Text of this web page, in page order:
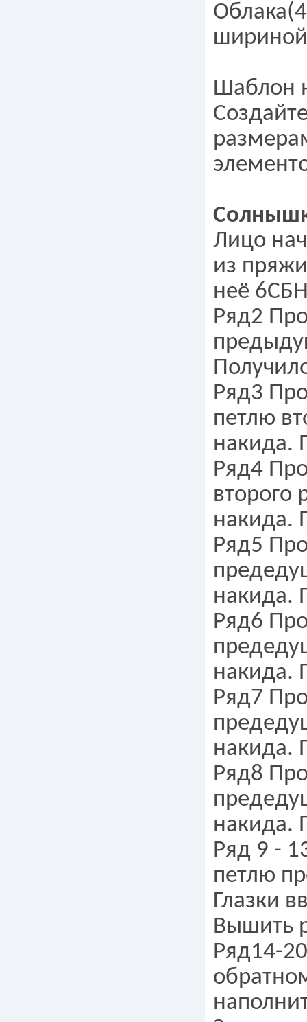
Шаблон
Лицо
из
неё
Ряд2
Ряд3
петлю
накида.
Ряд4
второго
накида.
Ряд5
накида.
Ряд6
накида.
Ряд7
накида.
Ряд8
накида.
Ряд 9 -
петлю
Глазки
Вышить
Ряд14-